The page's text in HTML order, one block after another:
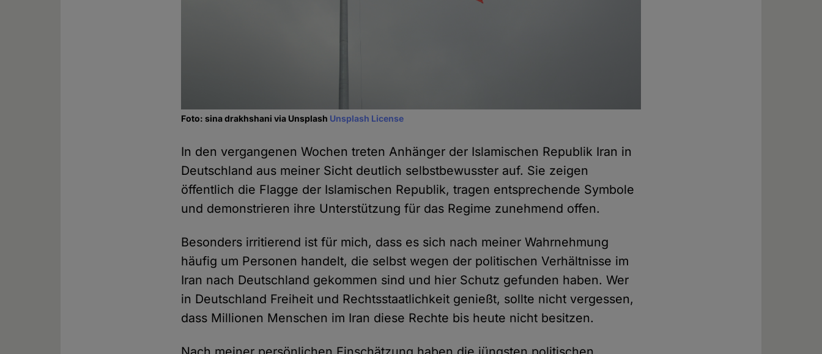
Foto: sina drakhshani via Unsplash Unsplash License
In den vergangenen Wochen treten Anhänger der Islamischen Republik Iran in
Deutschland aus meiner Sicht deutlich selbstbewusster auf. Sie zeigen
öffentlich die Flagge der Islamischen Republik, tragen entsprechende Symbole
und demonstrieren ihre Unterstützung für das Regime zunehmend offen.
Besonders irritierend ist für mich, dass es sich nach meiner Wahrnehmung
häufig um Personen handelt, die selbst wegen der politischen Verhältnisse im
Iran nach Deutschland gekommen sind und hier Schutz gefunden haben. Wer
in Deutschland Freiheit und Rechtsstaatlichkeit genießt, sollte nicht vergessen,
dass Millionen Menschen im Iran diese Rechte bis heute nicht besitzen.